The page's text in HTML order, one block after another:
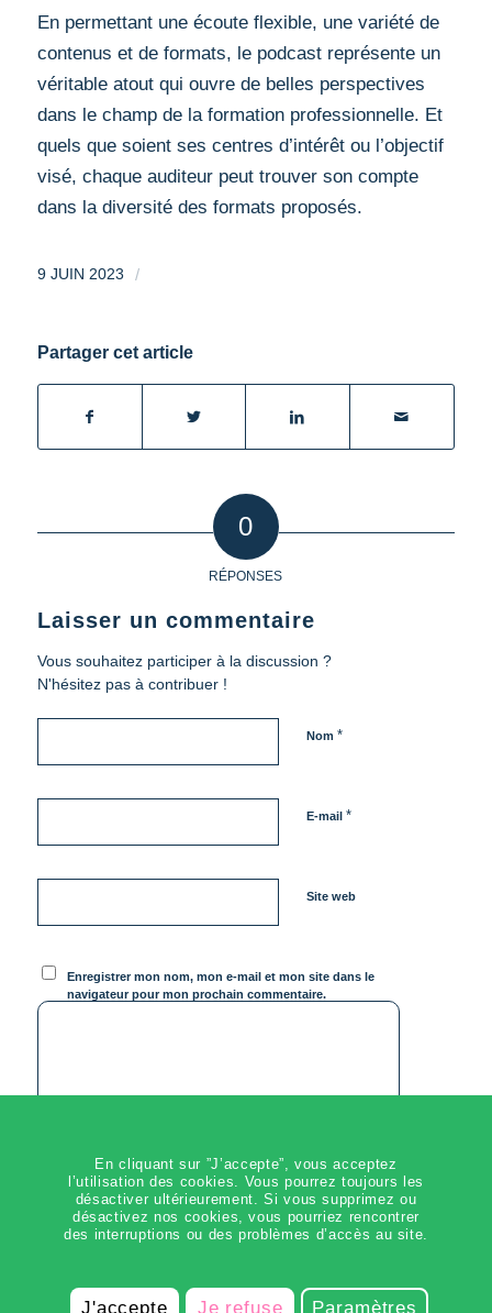
En permettant une écoute flexible, une variété de
contenus et de formats, le podcast représente un
véritable atout qui ouvre de belles perspectives
dans le champ de la formation professionnelle. Et
quels que soient ses centres d’intérêt ou l’objectif
visé, chaque auditeur peut trouver son compte
dans la diversité des formats proposés.
9 JUIN 2023 /
Partager cet article
0
RÉPONSES
Laisser un commentaire
Vous souhaitez participer à la discussion ?
N'hésitez pas à contribuer !
Nom *
E-mail *
Site web
Enregistrer mon nom, mon e-mail et mon site dans le
navigateur pour mon prochain commentaire.
En cliquant sur ”J’accepte”, vous acceptez
l’utilisation des cookies. Vous pourrez toujours les
désactiver ultérieurement. Si vous supprimez ou
désactivez nos cookies, vous pourriez rencontrer
des interruptions ou des problèmes d’accès au site.
J'accepte Je refuse Paramètres